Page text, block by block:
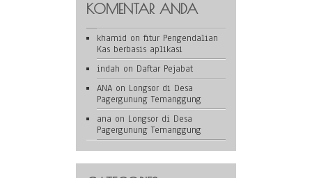
KOMENTAR ANDA
khamid on fitur Pengendalian
Kas berbasis aplikasi
indah on Daftar Pejabat
ANA on Longsor di Desa
Pagergunung Temanggung
ana on Longsor di Desa
Pagergunung Temanggung